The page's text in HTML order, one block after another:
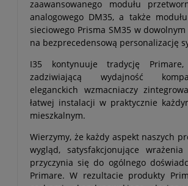
zaawansowanego modułu
analogowego DM35, a także
sieciowego Prisma SM35 w
na bezprecedensową personalizację
I35 kontynuuje tradycję Primare,
zadziwiającą wydajność
eleganckich wzmacniaczy
łatwej instalacji w praktycznie
mieszkalnym.
Wierzymy, że każdy aspekt naszych
wygląd, satysfakcjonujące
przyczynia się do ogólnego
Primare. W rezultacie produkty